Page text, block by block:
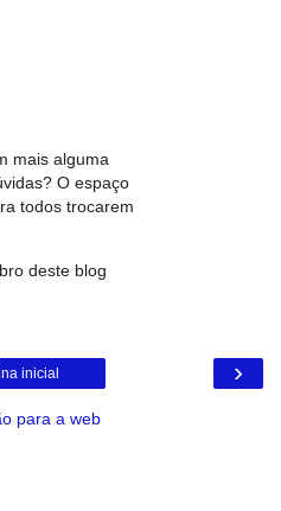
mais alguma
O espaço
todos trocarem
deste blog
›
inicial
para a web